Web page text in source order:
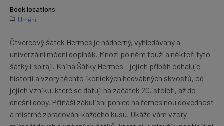
Book locations
Umění
Čtvercový šátek Hermes je nádherný, vyhledávaný a
univerzální módní doplněk. Mnozí po něm touží a někteří tyto
šátky i sbírají. Kniha Šátky Hermes – jejich příběh odhaluje
historii a vzory těchto ikonických hedvábných skvostů, od
jejich vzniku, které se datují na začátek 20. století, až do
dnešní doby. Přináší zákulisní pohled na řemeslnou dovednost
a mistrné zpracování každého kusu. Ukáže vám vzory